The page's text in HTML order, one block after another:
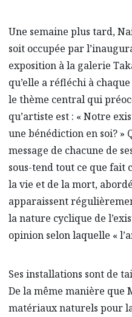
Une semaine plus tard,
soit occupée par
exposition à la galerie
qu’elle a réfléchi à
le thème central qui
qu’artiste est : « Notre
une bénédiction en soi? »
message de chacune de
sous-tend tout ce que fait
la vie et de la mort,
apparaissent
la nature cyclique de
opinion selon laquelle «
Ses installations sont de
De la même manière que
matériaux naturels pour